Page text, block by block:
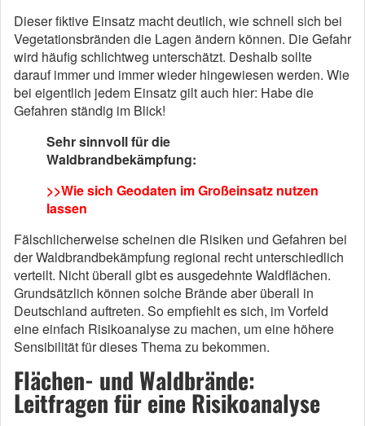
Dieser fiktive Einsatz macht deutlich, wie schnell sich bei
Vegetationsbränden die Lagen ändern können. Die Gefahr
wird häufig schlichtweg unterschätzt. Deshalb sollte
darauf immer und immer wieder hingewiesen werden. Wie
bei eigentlich jedem Einsatz gilt auch hier: Habe die
Gefahren ständig im Blick!
Sehr sinnvoll für die
Waldbrandbekämpfung:
>>Wie sich Geodaten im Großeinsatz nutzen
lassen
Fälschlicherweise scheinen die Risiken und Gefahren bei
der Waldbrandbekämpfung regional recht unterschiedlich
verteilt. Nicht überall gibt es ausgedehnte Waldflächen.
Grundsätzlich können solche Brände aber überall in
Deutschland auftreten. So empfiehlt es sich, im Vorfeld
eine einfach Risikoanalyse zu machen, um eine höhere
Sensibilität für dieses Thema zu bekommen.
Flächen- und Waldbrände:
Leitfragen für eine Risikoanalyse